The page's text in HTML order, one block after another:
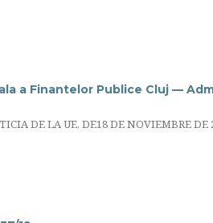
a Finantelor Publice Cluj —
DE LA UE, DE18 DE NOVIEMBRE DE